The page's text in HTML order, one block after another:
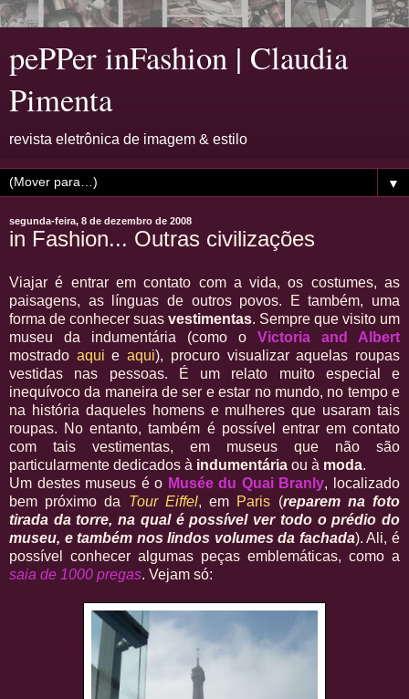
pePPer inFashion | Claudia
Pimenta
revista eletrônica de imagem & estilo
▼
segunda-feira, 8 de dezembro de 2008
in Fashion... Outras civilizações
Viajar é entrar em contato com a vida, os costumes, as
paisagens, as línguas de outros povos. E também, uma
forma de conhecer suas vestimentas. Sempre que visito um
museu da indumentária (como o Victoria and Albert
mostrado aqui eaqui), procuro visualizar aquelas roupas
vestidas nas pessoas. É um relato muito especial e
inequívoco da maneira de ser e estar no mundo, no tempo e
na história daqueles homens e mulheres que usaram tais
roupas. No entanto, também é possível entrar em contato
com tais vestimentas, em museus que não são
particularmente dedicados à indumentária ou à moda.
Um destes museus é o Musée du Quai Branly, localizado
bem próximo da Tour Eiffel, em Paris (reparem na foto
tirada da torre, na qual é possível ver todo o prédio do
museu, e também nos lindos volumes da fachada). Ali, é
possível conhecer algumas peças emblemáticas, como a
saia de 1000 pregas. Vejam só: